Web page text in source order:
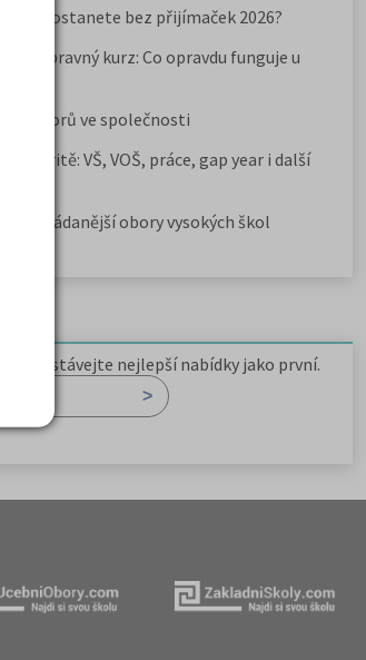
se dostanete bez přijímaček 2026?
přípravný kurz: Co opravdu funguje u
oborů ve společnosti
VŠ, VOŠ, práce, gap year i další
nejžádanější obory vysokých škol
a dostávejte nejlepší nabídky jako první.